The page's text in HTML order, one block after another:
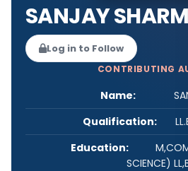
SANJAY
Log in to Follow
CONTRIBUTING
Name:
Qualification:
Education:
SCIENCE)